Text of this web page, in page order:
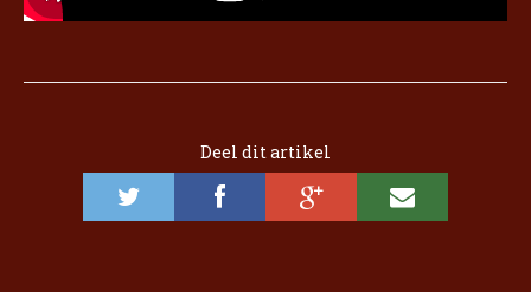
Deel dit artikel